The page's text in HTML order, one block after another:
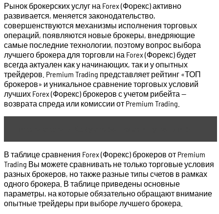
Рынок брокерских услуг на Forex (Форекс) активно
развивается, меняется законодательство,
совершенствуются механизмы исполнения торговых
операций, появляются новые брокеры, внедряющие
самые последние технологии, поэтому вопрос выбора
лучшего брокера для торговли на Forex (Форекс) будет
всегда актуален как у начинающих, так и у опытных
трейдеров. Premium Trading представляет рейтинг «ТОП
брокеров» и уникальное сравнение торговых условий
лучших Forex (Форекс) брокеров с учетом рибейта —
возврата спреда или комиссии от Premium Trading.
В таблице сравнения Forex (Форекс) брокеров от Premium
Trading Вы можете сравнивать не только торговые условия
разных брокеров, но также разные типы счетов в рамках
одного брокера. В таблице приведены основные
параметры, на которые обязательно обращают внимание
опытные трейдеры при выборе лучшего брокера.